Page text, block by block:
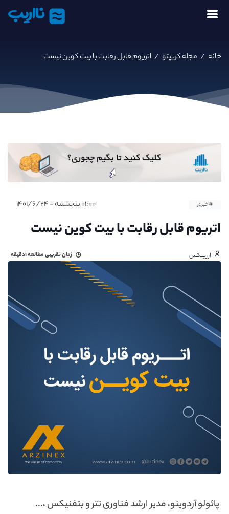
نااریب
خانه / مجله کریپتو / اتریوم قابل رقابت با بیت کوین نیست
#خبری ۰۱:۰۰ پنجشنبه - ۱۴۰۱/۶/۲۴
اتریوم قابل رقابت با بیت کوین نیست
ارزینکس زمان تقریبی مطالعه۱دقیقه
پائولو آردوینو، مدیر ارشد فناوری تتر و بتفنیکس ،...